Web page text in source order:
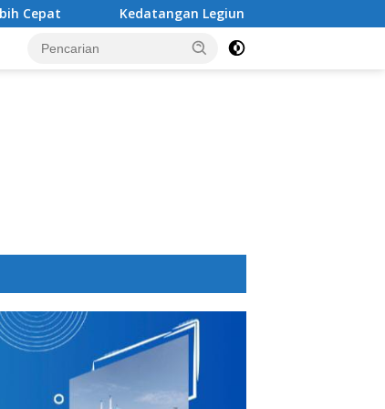
Kedatangan Legiun Asing Baru PSM Makassar Kian Nyata